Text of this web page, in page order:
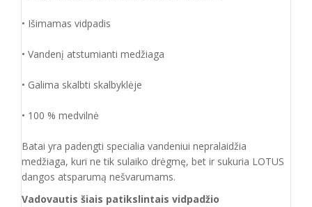
• Išimamas vidpadis
• Vandenį atstumianti medžiaga
• Galima skalbti skalbyklėje
• 100 % medvilnė
Batai yra padengti specialia vandeniui nepralaidžia
medžiaga, kuri ne tik sulaiko drėgmę, bet ir sukuria LOTUS
dangos atsparumą nešvarumams.
Vadovautis šiais patikslintais vidpadžio